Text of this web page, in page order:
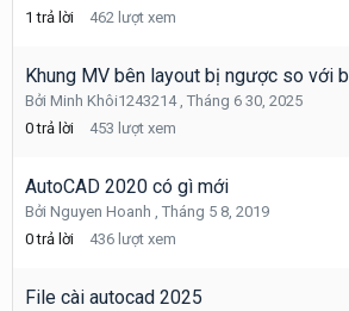
1 trả lời 462 lượt xem
Khung MV bên layout bị ngược so với
Bởi Minh Khôi1243214, Tháng 6 30, 2025
0 trả lời 453 lượt xem
AutoCAD 2020 có gì mới
Bởi Nguyen Hoanh
Tháng 5 8, 2019
0 trả lời 436 lượt xem
File cài autocad 2025